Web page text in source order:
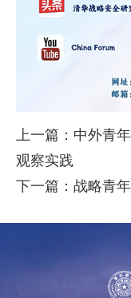
上一篇：中外青
观察实践
下一篇：战略青